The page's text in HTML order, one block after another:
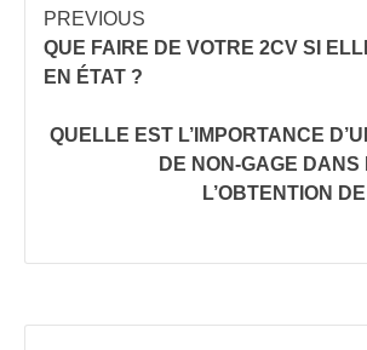
Continue
Reading
PREVIOUS
QUE FAIRE DE VOTRE 2CV SI
EN ÉTAT ?
QUELLE EST L’IMPORTANCE
DE NON-GAGE
L’OBTENTION